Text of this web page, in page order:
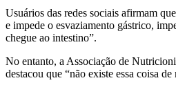
Usuários das redes sociais afirmam que
e impede o esvaziamento gástrico,
chegue ao intestino”.
No entanto, a Associação de
destacou que “não existe essa coisa